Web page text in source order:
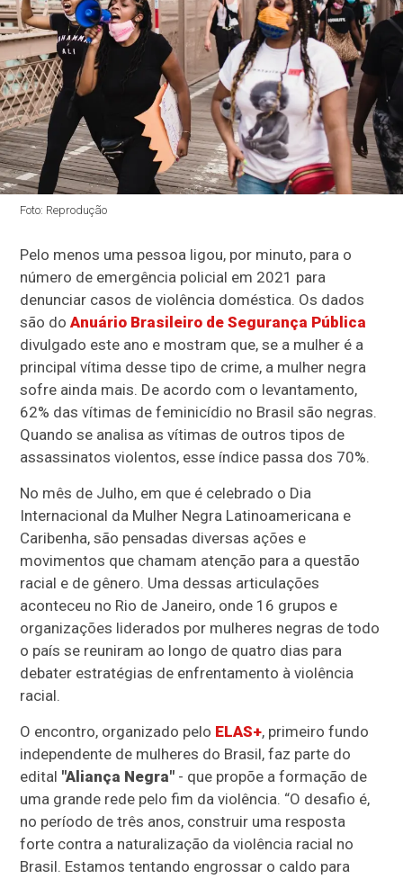
Foto: Reprodução
Pelo menos uma pessoa ligou, por minuto, para o
número de emergência policial em 2021 para
denunciar casos de violência doméstica. Os dados
são doAnuário Brasileiro de Segurança Pública
divulgado este ano e mostram que, se a mulher é a
principal vítima desse tipo de crime, a mulher negra
sofre ainda mais. De acordo com o levantamento,
62% das vítimas de feminicídio no Brasil são negras.
Quando se analisa as vítimas de outros tipos de
assassinatos violentos, esse índice passa dos 70%.
No mês de Julho, em que é celebrado o Dia
Internacional da Mulher Negra Latinoamericana e
Caribenha, são pensadas diversas ações e
movimentos que chamam atenção para a questão
racial e de gênero. Uma dessas articulações
aconteceu no Rio de Janeiro, onde 16 grupos e
organizações liderados por mulheres negras de todo
o país se reuniram ao longo de quatro dias para
debater estratégias de enfrentamento à violência
racial.
O encontro, organizado pelo ELAS+, primeiro fundo
independente de mulheres do Brasil, faz parte do
edital "Aliança Negra" - que propõe a formação de
uma grande rede pelo fim da violência. “O desafio é,
no período de três anos, construir uma resposta
forte contra a naturalização da violência racial no
Brasil. Estamos tentando engrossar o caldo para